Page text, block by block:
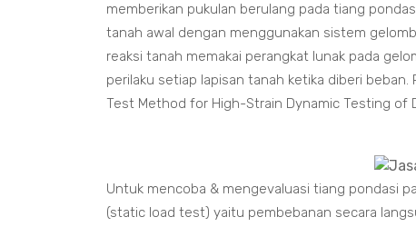
memberikan pukulan berulang pada tiang
tanah awal dengan menggunakan sistem
reaksi tanah memakai perangkat lunak pada
perilaku setiap lapisan tanah ketika diberi
Test Method for High-Strain Dynamic Testing of
Untuk mencoba & mengevaluasi tiang pondasi
(static load test) yaitu pembebanan secara